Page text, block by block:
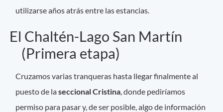
utilizarse años atrás entre las estancias.
El Chaltén-Lago San Martín
(Primera etapa)
Cruzamos varias tranqueras hasta llegar finalmente al
puesto de laseccional Cristina , donde pediríamos
permiso para pasar y, de ser posible, algo de información